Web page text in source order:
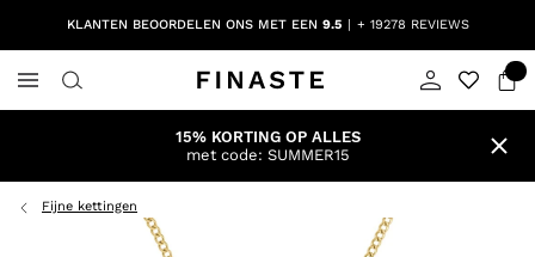
KLANTEN BEOORDELEN ONS MET EEN 9.5 + 19278 REVIEWS
15% KORTING OP ALLES
met code: SUMMER15
Fijne kettingen